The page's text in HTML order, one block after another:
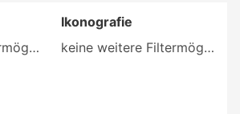
keine weitere Filtermöglichkeit
Ikonografie
keine weitere Filtermöglichkeit